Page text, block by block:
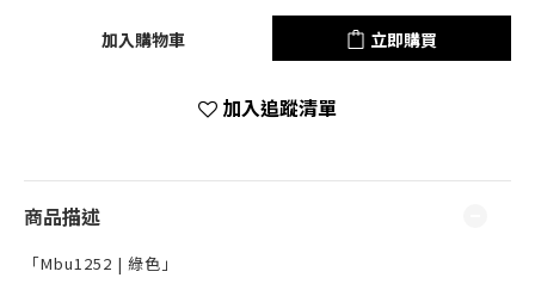
加入購物車 立即購買
加入追蹤清單
商品描述
「Mbu1252 | 綠色」